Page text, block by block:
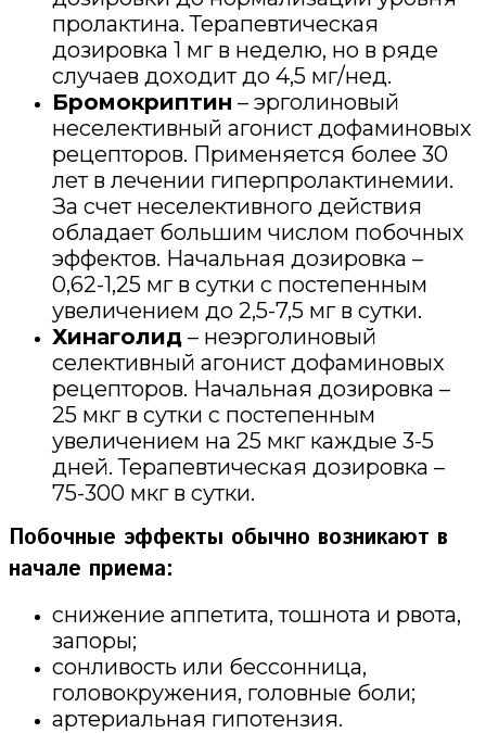
пролактина. Терапевтическая
дозировка 1 мг в неделю, но в ряде
случаев доходит до 4,5 мг/нед.
Бромокриптин – эрголиновый
неселективный агонист дофаминовых
рецепторов. Применяется более 30
лет в лечении гиперпролактинемии.
За счет неселективного действия
обладает большим числом побочных
эффектов. Начальная дозировка –
0,62-1,25 мг в сутки с постепенным
увеличением до 2,5-7,5 мг в сутки.
Хинаголид – неэрголиновый
селективный агонист дофаминовых
рецепторов. Начальная дозировка –
25 мкг в сутки с постепенным
увеличением на 25 мкг каждые 3-5
дней. Терапевтическая дозировка –
75-300 мкг в сутки.
Побочные эффекты обычно возникают в
начале приема:
снижение аппетита, тошнота и рвота,
запоры;
сонливость или бессонница,
головокружения, головные боли;
артериальная гипотензия.